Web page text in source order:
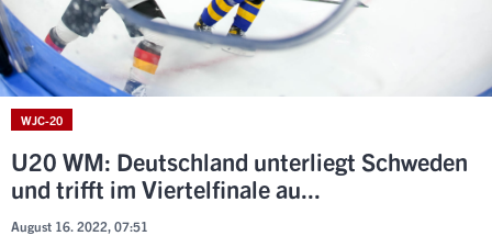
WJC-20
U20 WM: Deutschland unterliegt Schweden
und trifft im Viertelfinale au...
August 16. 2022, 07:51